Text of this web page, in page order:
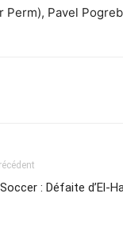
Perm), Pavel
: Défaite d’El-